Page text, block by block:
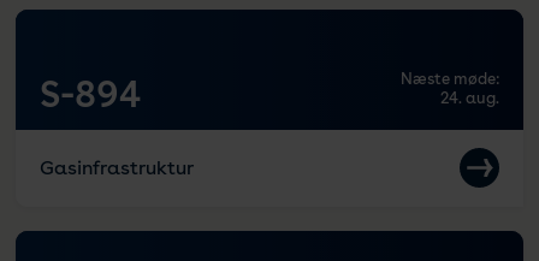
S-894
Næste møde:
24. aug.
Gasinfrastruktur